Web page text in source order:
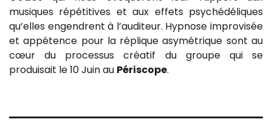
musiques répétitives et aux effets psychédéliques
qu’elles engendrent à l’auditeur. Hypnose improvisée
et appétence pour la réplique asymétrique sont au
cœur du processus créatif du groupe qui se
produisait le 10 Juin au Périscope.